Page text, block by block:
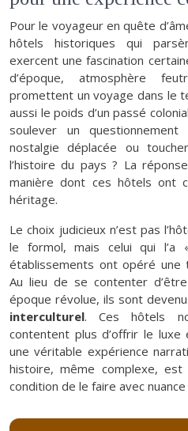
Pour le voyageur en quête
hôtels historiques qui
exercent une fascination
d’époque, atmosphère
promettent un voyage dans le
aussi le poids d’un passé
soulever un
nostalgie déplacée ou
l’histoire du pays ? La
manière dont ces hôtels ont
héritage.
Le choix judicieux n’est pas
le formol, mais celui qui l’a
établissements ont opéré une
Au lieu de se contenter
époque révolue, ils sont
interculturel. Ces hôtels
contentent plus d’offrir le
une véritable expérience
histoire, même complexe,
condition de le faire avec